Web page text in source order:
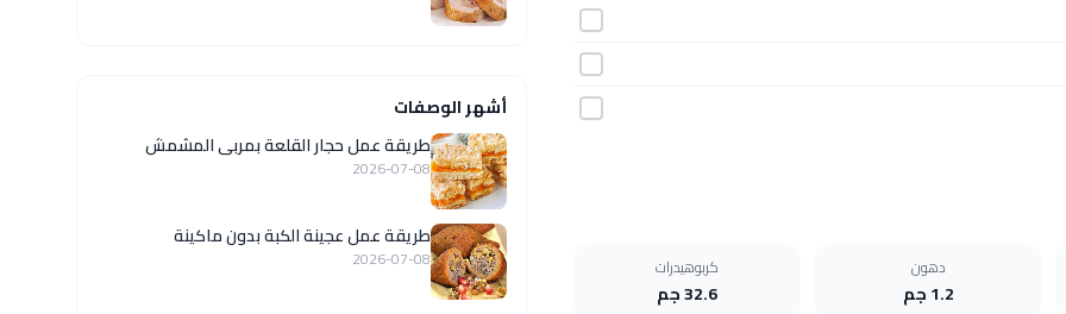
دهون
1.2 جم
كربوهيدرات
32.6 جم
أشهر الوصفات
طريقة عمل حجار القلعة بمربى المشمش
2026-07-08
طريقة عمل عجينة الكبة بدون ماكينة
2026-07-08